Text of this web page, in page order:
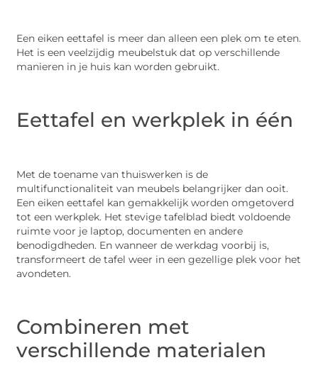
Een eiken eettafel is meer dan alleen een plek om te eten.
Het is een veelzijdig meubelstuk dat op verschillende
manieren in je huis kan worden gebruikt.
Eettafel en werkplek in één
Met de toename van thuiswerken is de
multifunctionaliteit van meubels belangrijker dan ooit.
Een eiken eettafel kan gemakkelijk worden omgetoverd
tot een werkplek. Het stevige tafelblad biedt voldoende
ruimte voor je laptop, documenten en andere
benodigdheden. En wanneer de werkdag voorbij is,
transformeert de tafel weer in een gezellige plek voor het
avondeten.
Combineren met
verschillende materialen